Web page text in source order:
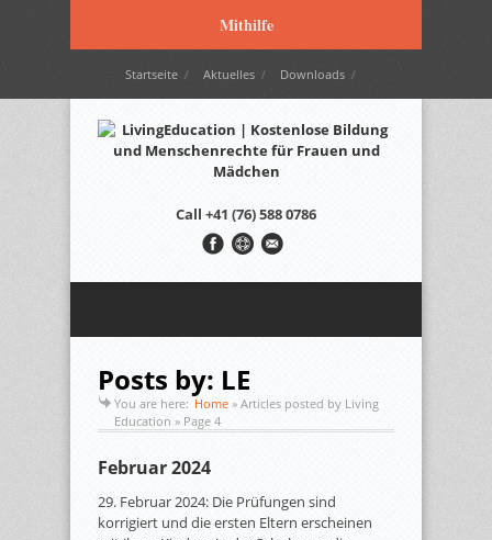
Mithilfe
Startseite Aktuelles Downloads
Wir werden unterstützt durch… Kontakt Italiano
Français English
Call +41 (76) 588 0786
Posts by: LE
You are here: Home » Articles posted by Living
Education » Page 4
Februar 2024
29. Februar 2024: Die Prüfungen sind
korrigiert und die ersten Eltern erscheinen